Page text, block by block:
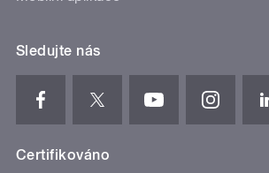
Sledujte nás
Certifikováno